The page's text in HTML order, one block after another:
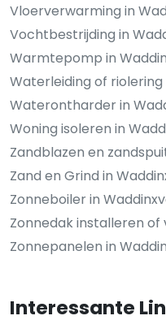
Vloerverwarming in
Vochtbestrijding in
Warmtepomp in
Waterleiding of
Waterontharder in
Woning isoleren in
Zandblazen en
Zand en Grind in
Zonneboiler in
Zonnedak installeren of
Zonnepanelen in
Interessante